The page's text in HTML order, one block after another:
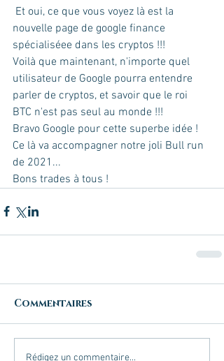
nouvelle page de google finance
spécialiséee dans les cryptos !!!
Voilà que maintenant, n'importe quel
utilisateur de Google pourra entendre
parler de cryptos, et savoir que le roi
BTC n'est pas seul au monde !!!
Bravo Google pour cette superbe idée !
Ce là va accompagner notre joli Bull run
de 2021...
Bons trades à tous !
Commentaires
Rédigez un commentaire...